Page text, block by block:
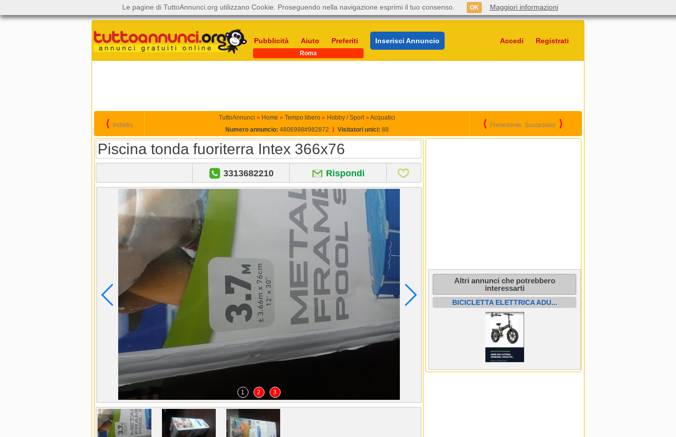
Pubblicità Aiuto Preferiti Inserisci Annuncio Accedi Registrati
Roma
⟨ Indietro
TuttoAnnunci » Home » Tempo libero » Hobby / Sport » Acquatici
Numero annuncio: 4806998#982872 ⟩ Visitatori unici: 88
⟨ Precedente Successivo ⟩
Piscina tonda fuoriterra Intex 366x76
3313682210 Rispondi
1 2 3
Altri annunci che potrebbero
interessarti
BICICLETTA ELETTRICA ADU...
Le pagine di TuttoAnnunci.org utilizzano Cookie. Proseguendo nella navigazione esprimi il tuo consenso. OK Maggiori informazioni